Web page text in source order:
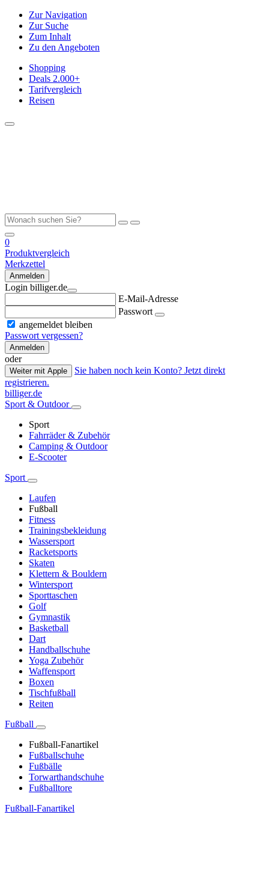
Zur Navigation
Zur Suche
Zum Inhalt
Zu den Angeboten
Shopping
Deals 2.000+
Tarifvergleich
Reisen
0
Produktvergleich
Merkzettel
Anmelden
Login billiger.de
E-Mail-Adresse
Passwort
angemeldet bleiben
Passwort vergessen?
Anmelden
oder
Weiter mit Apple
Sie haben noch kein Konto? Jetzt direkt
registrieren.
billiger.de
Sport & Outdoor
Sport
Fahrräder & Zubehör
Camping & Outdoor
E-Scooter
Sport
Laufen
Fußball
Fitness
Trainingsbekleidung
Wassersport
Racketsports
Skaten
Klettern & Bouldern
Wintersport
Sporttaschen
Golf
Gymnastik
Basketball
Dart
Handballschuhe
Yoga Zubehör
Waffensport
Boxen
Tischfußball
Reiten
Fußball
Fußball-Fanartikel
Fußballschuhe
Fußbälle
Torwarthandschuhe
Fußballtore
Fußball-Fanartikel